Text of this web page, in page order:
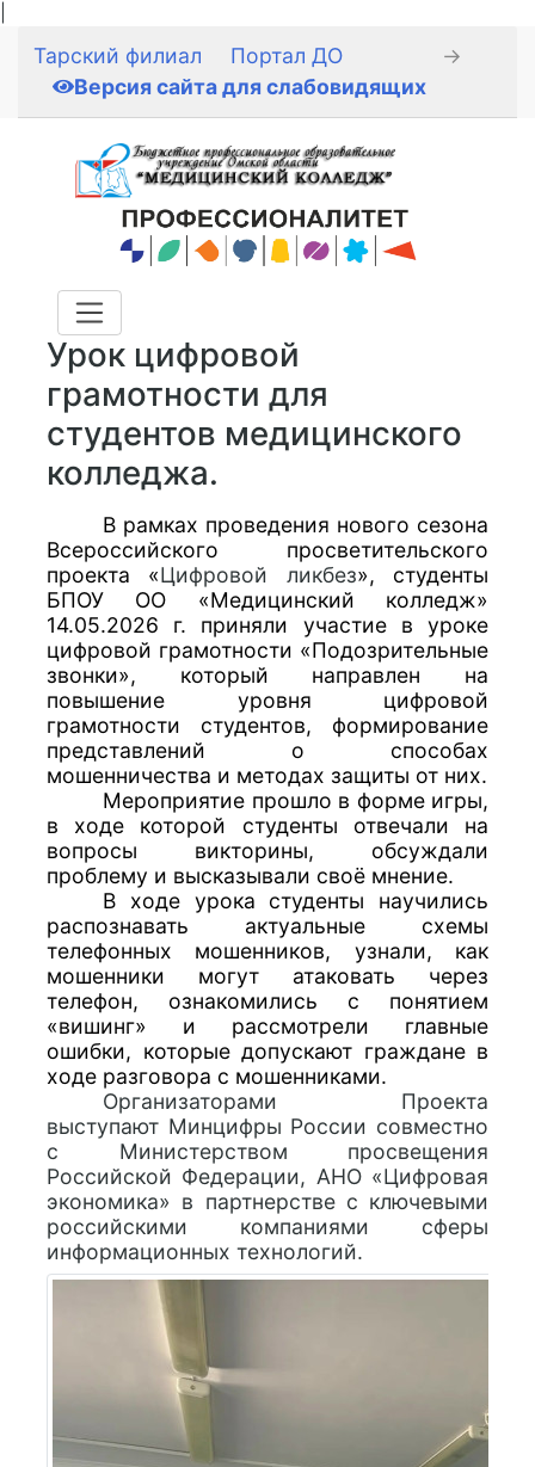
Тарский филиал Портал ДО
→
Версия сайта для слабовидящих
Урок цифровой
грамотности для
студентов медицинского
колледжа.
В рамках проведения нового сезона
Всероссийского просветительского
проекта «Цифровой ликбез», студенты
БПОУ ОО «Медицинский колледж»
14.05.2026 г. приняли участие в уроке
цифровой грамотности «Подозрительные
звонки», который направлен на
повышение уровня цифровой
грамотности студентов, формирование
представлений о способах
мошенничества и методах защиты от них.
Мероприятие прошло в форме игры,
в ходе которой студенты отвечали на
вопросы викторины, обсуждали
проблему и высказывали своё мнение.
В ходе урока студенты научились
распознавать актуальные схемы
телефонных мошенников, узнали, как
мошенники могут атаковать через
телефон, ознакомились с понятием
«вишинг» и рассмотрели главные
ошибки, которые допускают граждане в
ходе разговора с мошенниками.
Организаторами Проекта
выступают Минцифры России совместно
с Министерством просвещения
Российской Федерации, АНО «Цифровая
экономика» в партнерстве с ключевыми
российскими компаниями сферы
информационных технологий.